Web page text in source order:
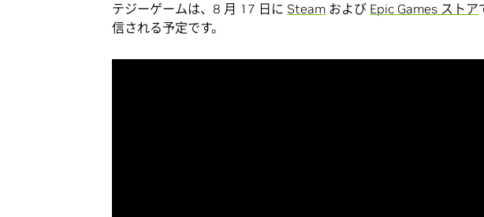
テジーゲームは、8 月 17 日に Steam および Epic Games ストア
信される予定です。